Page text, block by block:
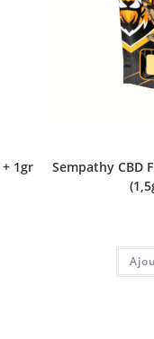
1gr
Sempathy CBD